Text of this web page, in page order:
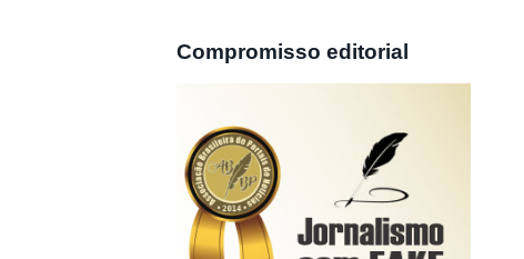
Compromisso editorial